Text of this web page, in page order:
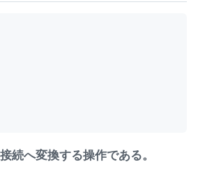
続へ変換する操作である。